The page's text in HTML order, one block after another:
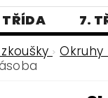
7.
LISTY
Okruhy